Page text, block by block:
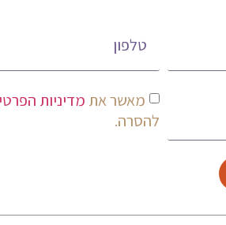
מאשר את מדיניות
להסרה.